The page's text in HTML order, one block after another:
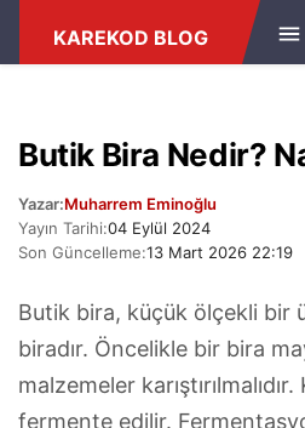
KAREKOD BLOG
Butik Bira Nedir?
Yazar:Muharrem Eminoğlu
Yayın Tarihi:04 Eylül 2024
Son Güncelleme:13 Mart 2026 22:19
Butik bira, küçük ölçekli bir
biradır. Öncelikle bir bira
malzemeler
fermente edilir.